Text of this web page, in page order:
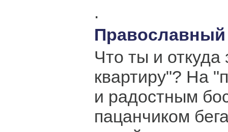
.
Что ты и
квартиру"? На
и радостным
пацанчиком